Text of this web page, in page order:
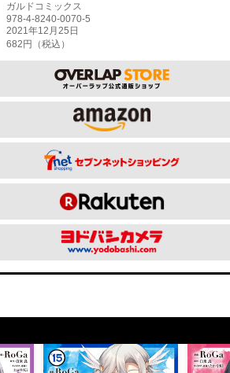
ガルドコミックス
978-4-8240-0070-5
2021年12月25日
682円（税込）